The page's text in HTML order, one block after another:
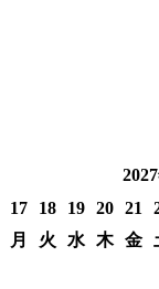
17 18 19 20 21
月 火 水 木 金